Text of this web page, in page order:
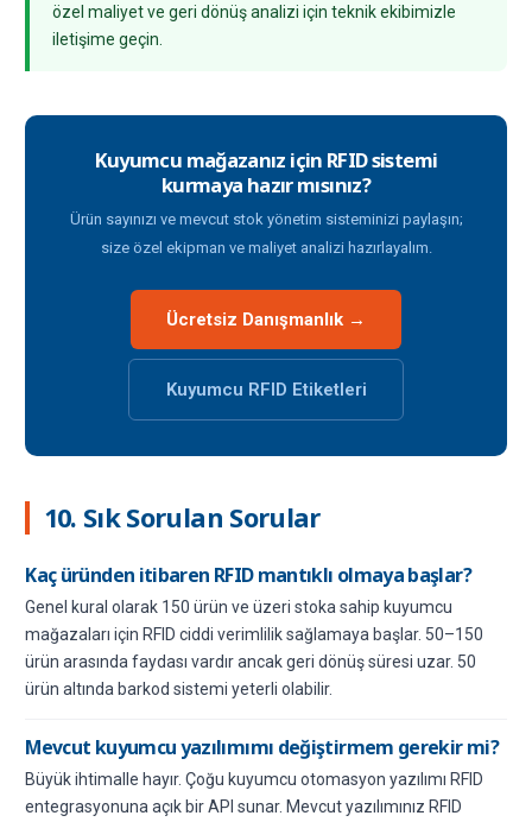
özel maliyet ve geri dönüş analizi için teknik ekibimizle
iletişime geçin.
Kuyumcu mağazanız için RFID sistemi
kurmaya hazır mısınız?
Ürün sayınızı ve mevcut stok yönetim sisteminizi paylaşın;
size özel ekipman ve maliyet analizi hazırlayalım.
Ücretsiz Danışmanlık →
Kuyumcu RFID Etiketleri
10. Sık Sorulan Sorular
Kaç üründen itibaren RFID mantıklı olmaya başlar?
Genel kural olarak 150 ürün ve üzeri stoka sahip kuyumcu
mağazaları için RFID ciddi verimlilik sağlamaya başlar. 50–150
ürün arasında faydası vardır ancak geri dönüş süresi uzar. 50
ürün altında barkod sistemi yeterli olabilir.
Mevcut kuyumcu yazılımımı değiştirmem gerekir mi?
Büyük ihtimalle hayır. Çoğu kuyumcu otomasyon yazılımı RFID
entegrasyonuna açık bir API sunar. Mevcut yazılımınız RFID